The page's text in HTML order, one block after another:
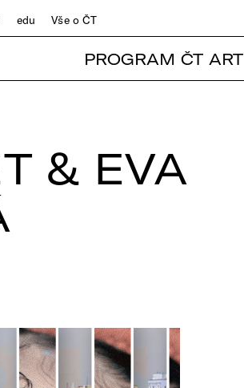
edu Vše o ČT
PROGRAM ČT ART
& EVA